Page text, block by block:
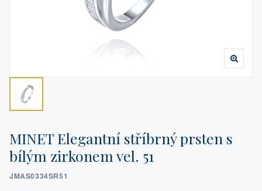
MINET Elegantní stříbrný prsten s
bílým zirkonem vel. 51
JMAS0334SR51